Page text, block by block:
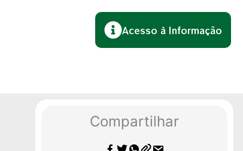
Acesso à Informação
Compartilhar